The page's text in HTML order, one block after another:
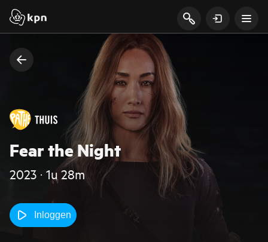
Fear the Night
2023 ‧ 1u 28m
Inloggen